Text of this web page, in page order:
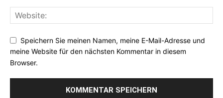
Speichern Sie meinen Namen, meine E-Mail-Adresse und
meine Website für den nächsten Kommentar in diesem
Browser.